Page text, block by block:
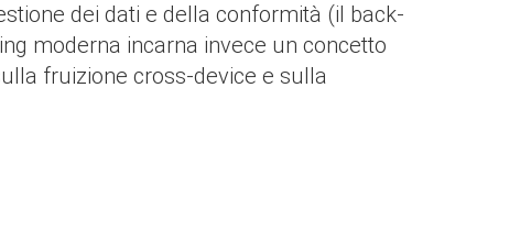
dei dati e della conformità (il back-
moderna incarna invece un concetto
fruizione cross-device e sulla